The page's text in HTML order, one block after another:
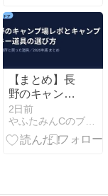
も！
【まとめ】長
野のキャンプ
場レポとキャ
ンプ・スキー
道具の選び方
2日前